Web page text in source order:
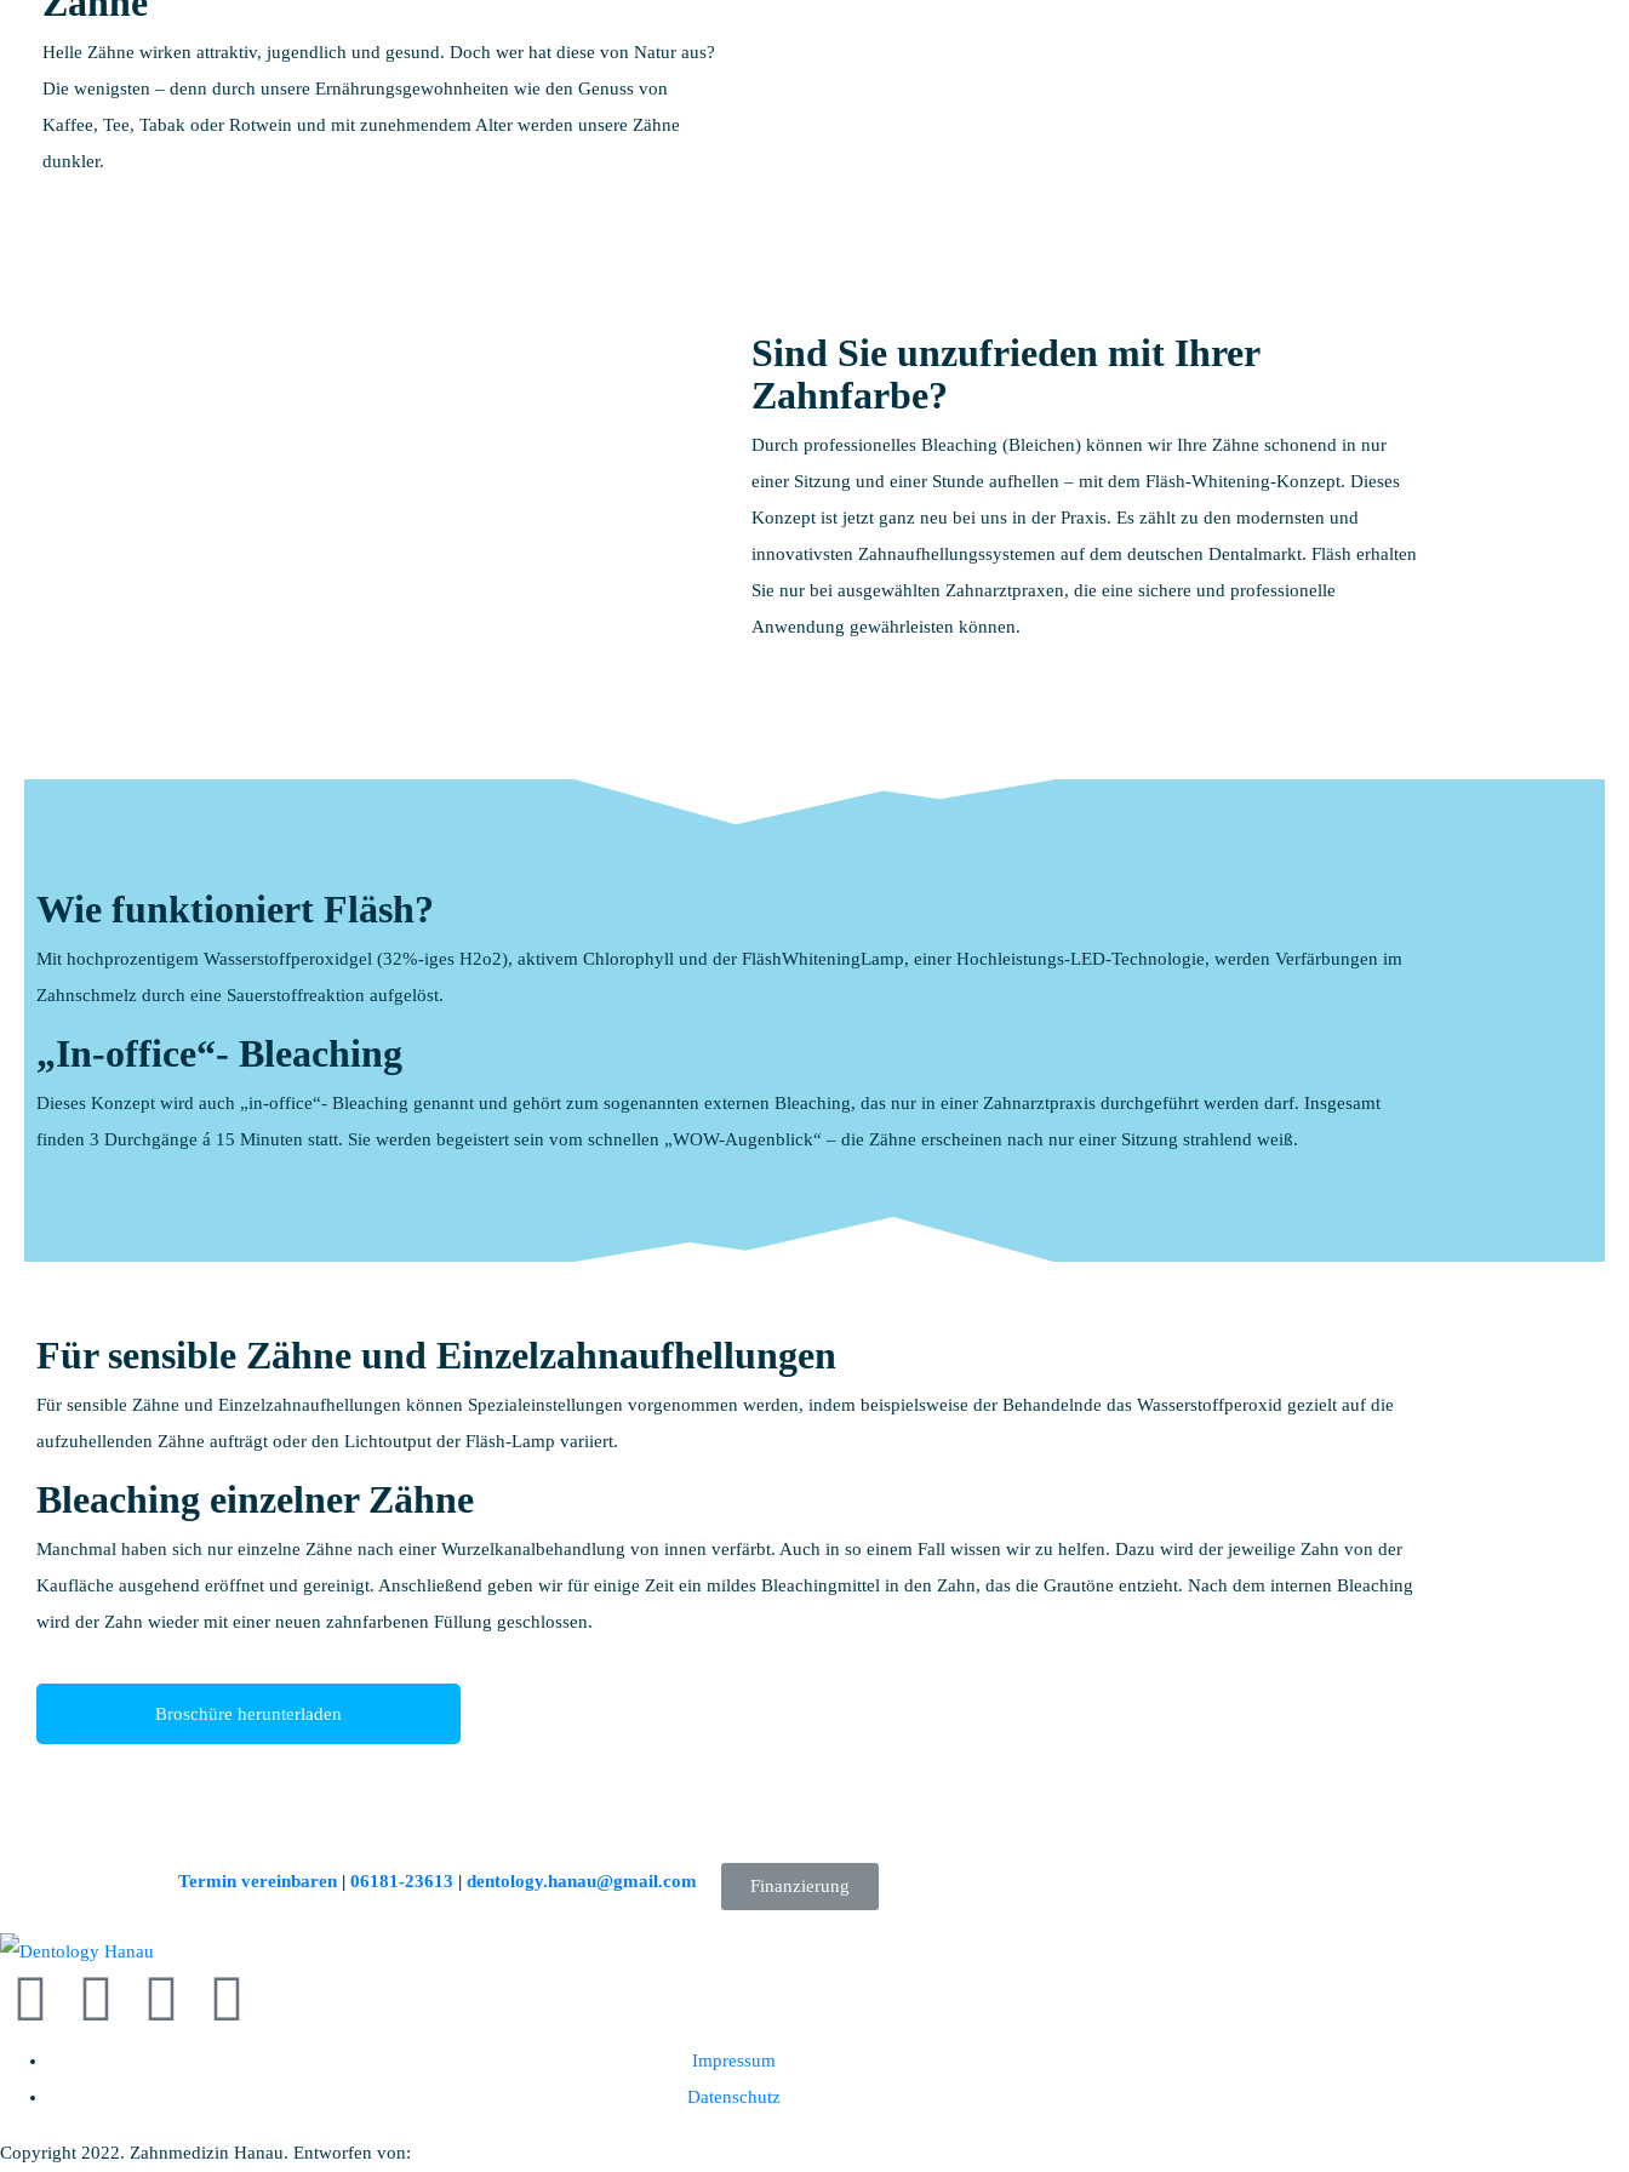
Helle Zähne wirken attraktiv, jugendlich und gesund. Doch wer hat diese von Natur aus?
Die wenigsten – denn durch unsere Ernährungsgewohnheiten wie den Genuss von
Kaffee, Tee, Tabak oder Rotwein und mit zunehmendem Alter werden unsere Zähne
dunkler.
Sind Sie unzufrieden mit Ihrer
Zahnfarbe?
Durch professionelles Bleaching (Bleichen) können wir Ihre Zähne schonend in nur
einer Sitzung und einer Stunde aufhellen – mit dem Fläsh-Whitening-Konzept. Dieses
Konzept ist jetzt ganz neu bei uns in der Praxis. Es zählt zu den modernsten und
innovativsten Zahnaufhellungssystemen auf dem deutschen Dentalmarkt. Fläsh erhalten
Sie nur bei ausgewählten Zahnarztpraxen, die eine sichere und professionelle
Anwendung gewährleisten können.
Wie funktioniert Fläsh?
Mit hochprozentigem Wasserstoffperoxidgel (32%-iges H2o2), aktivem Chlorophyll und der FläshWhiteningLamp, einer Hochleistungs-LED-Technologie, werden Verfärbungen im
Zahnschmelz durch eine Sauerstoffreaktion aufgelöst.
„In-office“- Bleaching
Dieses Konzept wird auch „in-office“- Bleaching genannt und gehört zum sogenannten externen Bleaching, das nur in einer Zahnarztpraxis durchgeführt werden darf. Insgesamt
finden 3 Durchgänge á 15 Minuten statt. Sie werden begeistert sein vom schnellen „WOW-Augenblick“ – die Zähne erscheinen nach nur einer Sitzung strahlend weiß.
Für sensible Zähne und Einzelzahnaufhellungen
Für sensible Zähne und Einzelzahnaufhellungen können Spezialeinstellungen vorgenommen werden, indem beispielsweise der Behandelnde das Wasserstoffperoxid gezielt auf die
aufzuhellenden Zähne aufträgt oder den Lichtoutput der Fläsh-Lamp variiert.
Bleaching einzelner Zähne
Manchmal haben sich nur einzelne Zähne nach einer Wurzelkanalbehandlung von innen verfärbt. Auch in so einem Fall wissen wir zu helfen. Dazu wird der jeweilige Zahn von der
Kaufläche ausgehend eröffnet und gereinigt. Anschließend geben wir für einige Zeit ein mildes Bleachingmittel in den Zahn, das die Grautöne entzieht. Nach dem internen Bleaching
wird der Zahn wieder mit einer neuen zahnfarbenen Füllung geschlossen.
Broschüre herunterladen
Termin vereinbaren | 06181-23613 | dentology.hanau@gmail.com Finanzierung
Impressum
Datenschutz
Copyright 2022. Zahnmedizin Hanau. Entworfen von: